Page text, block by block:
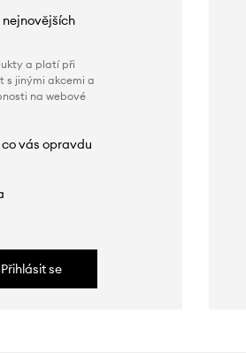
nejnovějších
a platí při
s jinými akcemi a
na webové
vás opravdu
Přihlásit se